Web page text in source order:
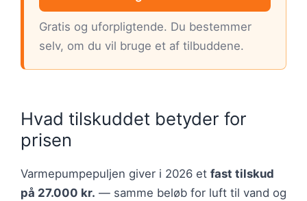
Gratis og uforpligtende. Du bestemmer
selv, om du vil bruge et af tilbuddene.
Hvad tilskuddet betyder for
prisen
Varmepumpepuljen giver i 2026 et fast tilskud
på 27.000 kr. — samme beløb for luft til vand og